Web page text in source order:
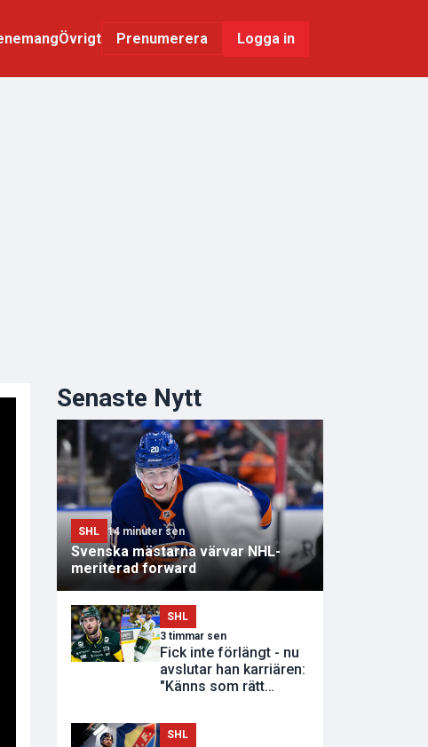
Övrigt Prenumerera Logga in
Senaste Nytt
SHL 14 minuter sen
Svenska mästarna värvar NHL-
meriterad forward
SHL
3 timmar sen
Fick inte förlängt - nu
avslutar han karriären:
"Känns som rätt
SHL